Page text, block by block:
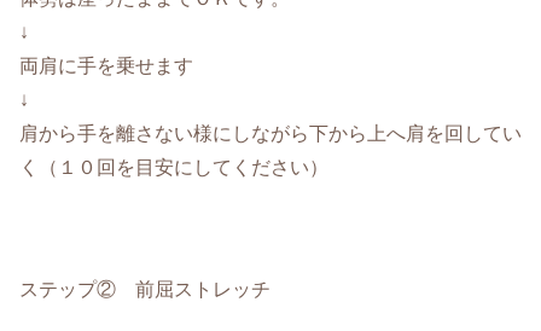
↓
両肩に手を乗せます
↓
肩から手を離さない様にしながら下から上へ肩を回してい
く（１０回を目安にしてください）
ステップ② 前屈ストレッチ